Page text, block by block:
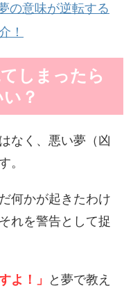
の意味が逆転する
！
しまったら
？
なく、悪い夢（凶
。
何かが起きたわけ
れを警告として捉
よ！」 と夢で教え